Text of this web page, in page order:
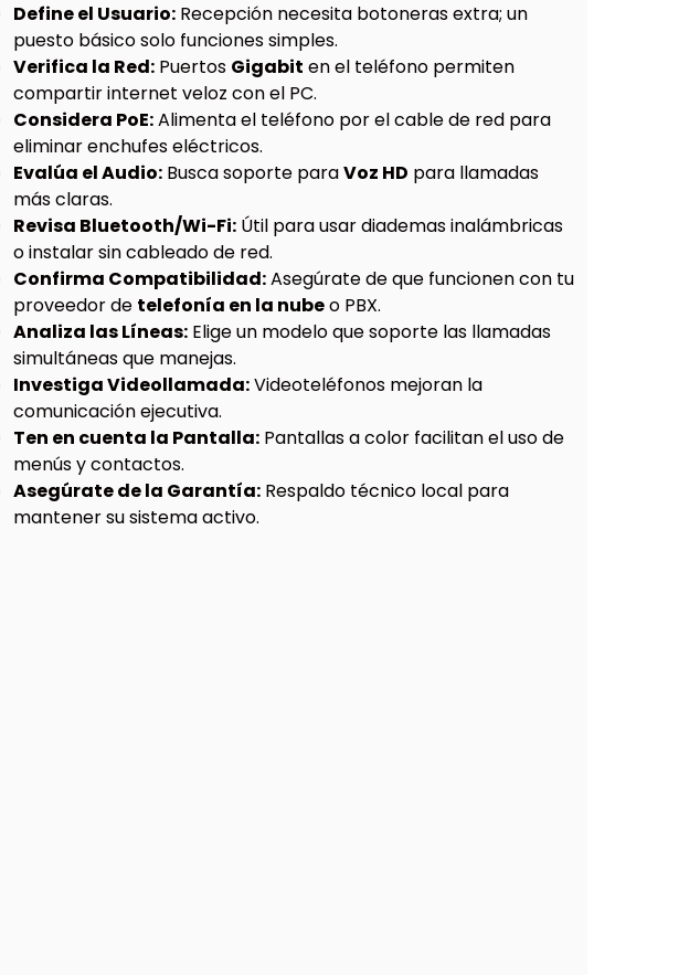
Define el Usuario: Recepción necesita botoneras extra; un
puesto básico solo funciones simples.
Verifica la Red: Puertos Gigabit en el teléfono permiten
compartir internet veloz con el PC.
Considera PoE:Alimenta el teléfono por el cable de red para
eliminar enchufes eléctricos.
Evalúa el Audio: Busca soporte paraVoz HD para llamadas
más claras.
Revisa Bluetooth/Wi-Fi: Útil para usar diademas inalámbricas
o instalar sin cableado de red.
Confirma Compatibilidad:Asegúrate de que funcionen con tu
proveedor de telefonía en la nubeo PBX.
Analiza las Líneas: Elige un modelo que soporte las llamadas
simultáneas que manejas.
Investiga Videollamada:Videoteléfonos mejoran la
comunicación ejecutiva.
Ten en cuenta la Pantalla: Pantallas a color facilitan el uso de
menús y contactos.
Asegúrate de la Garantía: Respaldo técnico local para
mantener su sistema activo.